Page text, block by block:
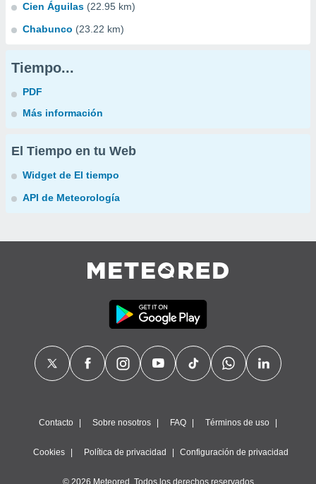
Cien Águilas (22.95 km)
Chabunco (23.22 km)
Tiempo...
PDF
Más información
El Tiempo en tu Web
Widget de El tiempo
API de Meteorología
Contacto Sobre nosotros FAQ Términos de uso
Cookies Política de privacidad Configuración de privacidad
© 2026 Meteored. Todos los derechos reservados